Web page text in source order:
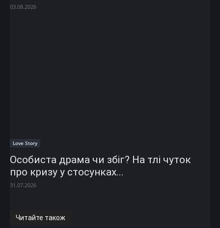
03.08.2026
Love Story
Особиста драма чи збіг? На тлі чуток
про кризу у стосунках...
31.07.2026
Читайте також